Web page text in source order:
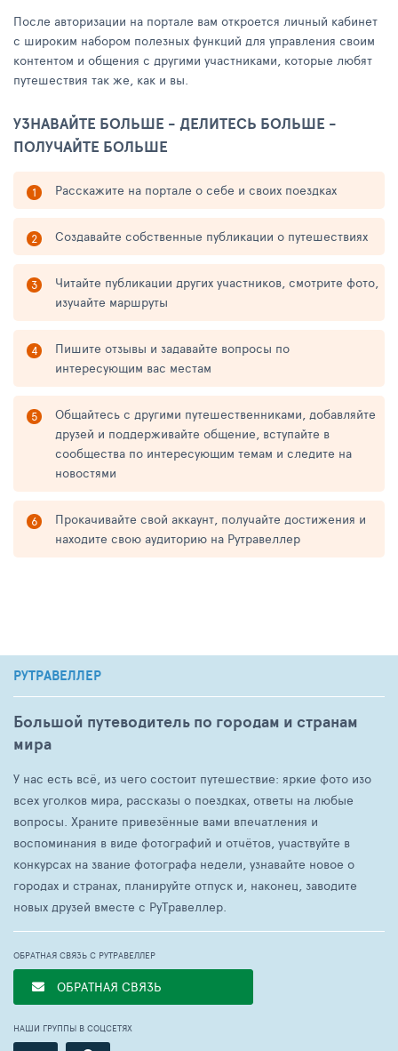
После авторизации на портале вам откроется личный кабинет
с широким набором полезных функций для управления своим
контентом и общения с другими участниками, которые любят
путешествия так же, как и вы.
УЗНАВАЙТЕ БОЛЬШЕ - ДЕЛИТЕСЬ БОЛЬШЕ -
ПОЛУЧАЙТЕ БОЛЬШЕ
Расскажите на портале о себе и своих поездках
Создавайте собственные публикации о путешествиях
Читайте публикации других участников, смотрите фото,
изучайте маршруты
Пишите отзывы и задавайте вопросы по
интересующим вас местам
Общайтесь с другими путешественниками, добавляйте
друзей и поддерживайте общение, вступайте в
сообщества по интересующим темам и следите на
новостями
Прокачивайте свой аккаунт, получайте достижения и
находите свою аудиторию на Рутравеллер
РУТРАВЕЛЛЕР
Большой путеводитель по городам и странам
мира
У нас есть всё, из чего состоит путешествие: яркие фото изо
всех уголков мира, рассказы о поездках, ответы на любые
вопросы. Храните привезённые вами впечатления и
воспоминания в виде фотографий и отчётов, участвуйте в
конкурсах на звание фотографа недели, узнавайте новое о
городах и странах, планируйте отпуск и, наконец, заводите
новых друзей вместе с РуТравеллер.
ОБРАТНАЯ СВЯЗЬ С РУТРАВЕЛЛЕР
ОБРАТНАЯ СВЯЗЬ
НАШИ ГРУППЫ В СОЦСЕТЯХ